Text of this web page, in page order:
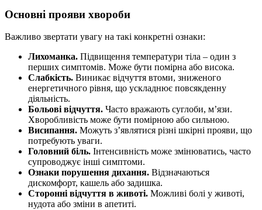
Основні прояви хвороби
Важливо звертати увагу на такі конкретні ознаки:
Лихоманка. Підвищення температури тіла – один з
перших симптомів. Може бути помірна або висока.
Слабкість. Виникає відчуття втоми, зниженого
енергетичного рівня, що ускладнює повсякденну
діяльність.
Больові відчуття. Часто вражають суглоби, м’язи.
Хворобливість може бути помірною або сильною.
Висипання. Можуть з’являтися різні шкірні прояви, що
потребують уваги.
Головний біль. Інтенсивність може змінюватись, часто
супроводжує інші симптоми.
Ознаки порушення дихання. Відзначаються
дискомфорт, кашель або задишка.
Сторонні відчуття в животі. Можливі болі у животі,
нудота або зміни в апетиті.